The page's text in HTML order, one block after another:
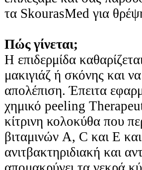
τα SkourasMed για
Πώς γίνεται;
Η επιδερμίδα
μακιγιάζ ή σκόνης και
απολέπιση. Έπειτα
χημικό peeling
κίτρινη κολοκύθα που
βιταμινών A, C και Ε
ανιτβακτηριδιακή και